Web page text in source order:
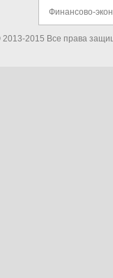
Финансово-
2013-2015 Все права